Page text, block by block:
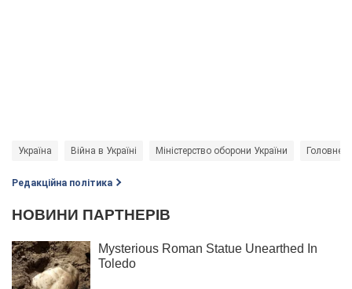
Україна Війна в Україні Міністерство оборони України Головне
Редакційна політика